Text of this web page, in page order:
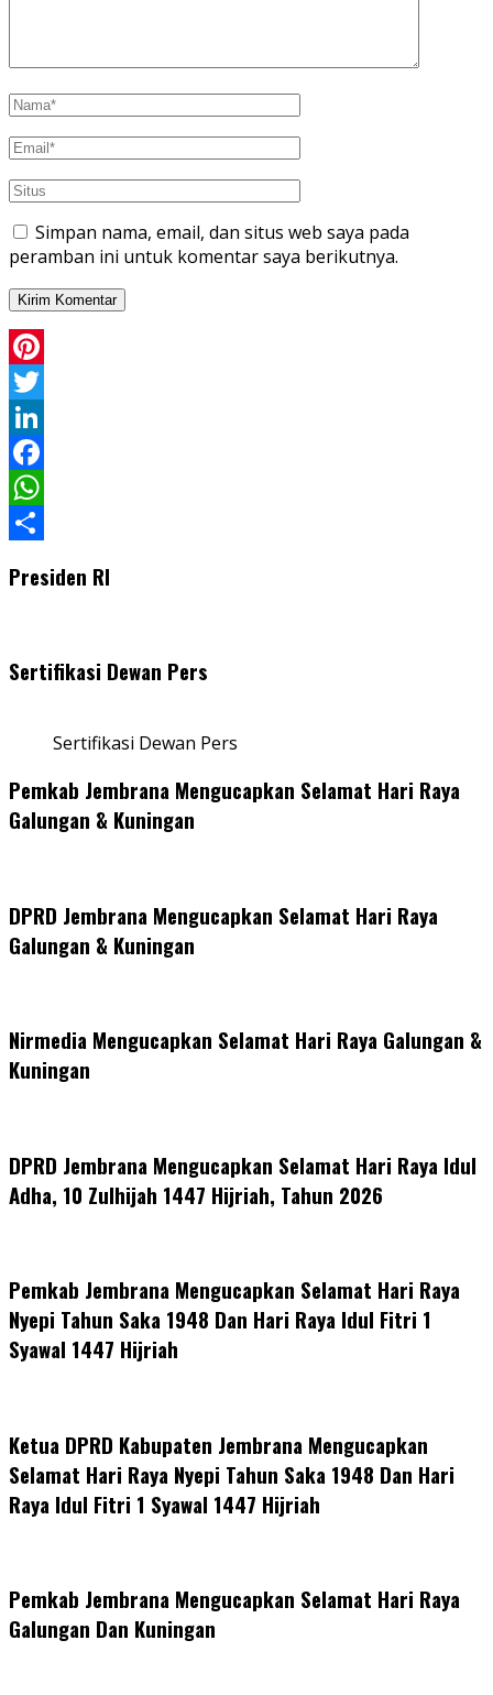
Simpan nama, email, dan situs web saya pada
peramban ini untuk komentar saya berikutnya.
Pinterest
Twitter
LinkedIn
Facebook
WhatsApp
Presiden RI
Sertifikasi Dewan Pers
Sertifikasi Dewan Pers
Pemkab Jembrana Mengucapkan Selamat Hari Raya
Galungan & Kuningan
DPRD Jembrana Mengucapkan Selamat Hari Raya
Galungan & Kuningan
Nirmedia Mengucapkan Selamat Hari Raya Galungan &
Kuningan
DPRD Jembrana Mengucapkan Selamat Hari Raya Idul
Adha, 10 Zulhijah 1447 Hijriah, Tahun 2026
Pemkab Jembrana Mengucapkan Selamat Hari Raya
Nyepi Tahun Saka 1948 Dan Hari Raya Idul Fitri 1
Syawal 1447 Hijriah
Ketua DPRD Kabupaten Jembrana Mengucapkan
Selamat Hari Raya Nyepi Tahun Saka 1948 Dan Hari
Raya Idul Fitri 1 Syawal 1447 Hijriah
Pemkab Jembrana Mengucapkan Selamat Hari Raya
Galungan Dan Kuningan